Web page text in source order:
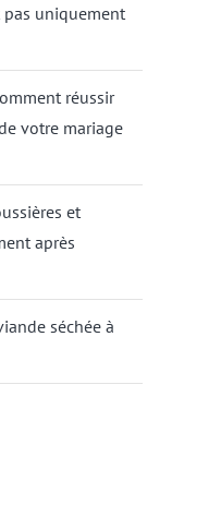
uniquement
réussir
votre mariage
et
après
séchée à